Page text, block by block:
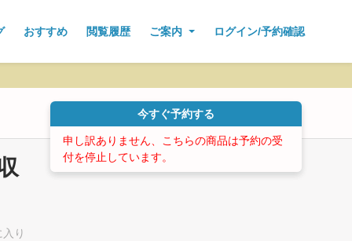
おすすめ 閲覧履歴 ご案内 ログイン/予約確認
入り
今すぐ予約する
申し訳ありません、こちらの商品は予約の受
付を停止しています。